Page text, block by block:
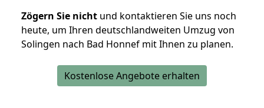
Zögern Sie nicht und kontaktieren Sie uns noch
heute, um Ihren deutschlandweiten Umzug von
Solingen nach Bad Honnef mit Ihnen zu planen.
Kostenlose Angebote erhalten